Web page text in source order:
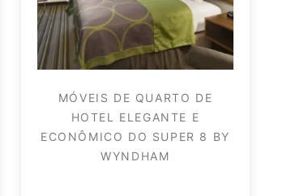
MÓVEIS DE QUARTO DE
HOTEL ELEGANTE E
ECONÔMICO DO SUPER 8 BY
WYNDHAM